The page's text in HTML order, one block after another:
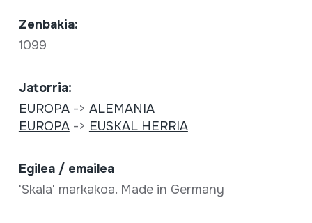
Zenbakia:
1099
Jatorria:
EUROPA-> ALEMANIA
EUROPA-> EUSKAL HERRIA
Egilea / emailea
'Skala' markakoa. Made in Germany